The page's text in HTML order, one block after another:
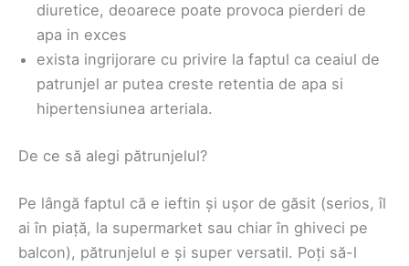
diuretice, deoarece poate provoca pierderi de
apa in exces
exista ingrijorare cu privire la faptul ca ceaiul de
patrunjel ar putea creste retentia de apa si
hipertensiunea arteriala.
De ce să alegi pătrunjelul?
Pe lângă faptul că e ieftin și ușor de găsit (serios, îl
ai în piață, la supermarket sau chiar în ghiveci pe
balcon), pătrunjelul e și super versatil. Poți să-l